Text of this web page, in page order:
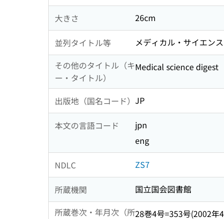
大きさ 26cm
並列タイトル等
メディカル・サイエン
その他のタイトル（キ
ー・タイトル）
Medical science digest
出版地（国名コード） JP
本文の言語コード
jpn
eng
NDLC ZS7
所蔵機関
国立国会図書館
所蔵巻次・年月次（所28巻4号=353号(2002年